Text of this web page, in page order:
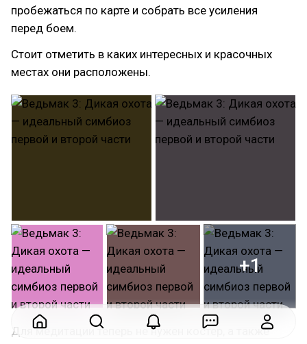
пробежаться по карте и собрать все усиления
перед боем.
Стоит отметить в каких интересных и красочных
местах они расположены.
+1
Для медитации теперь не нужен костер, а также